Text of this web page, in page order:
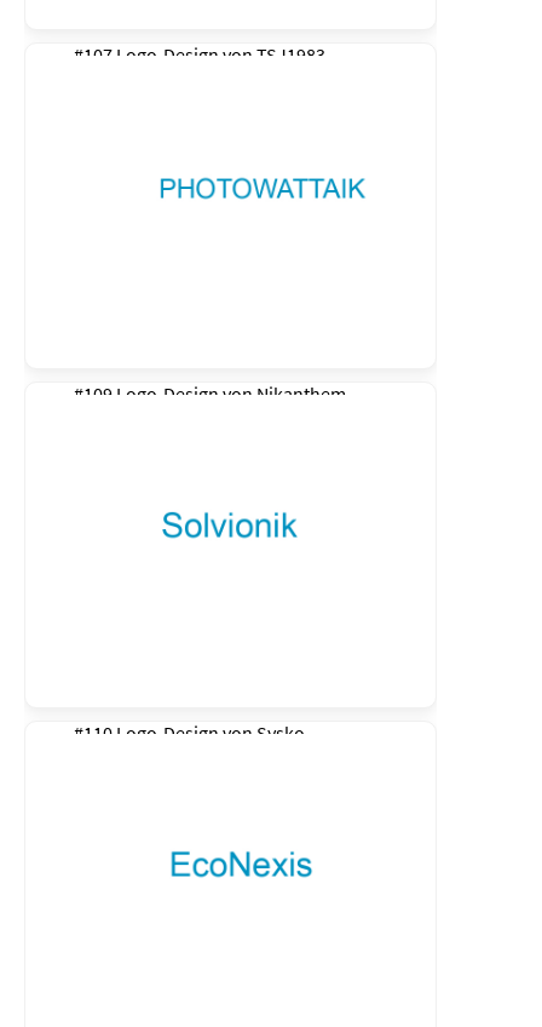
#107 Logo-Design von TSJ1983
#109 Logo-Design von Nikanthem
#110 Logo-Design von Sysko